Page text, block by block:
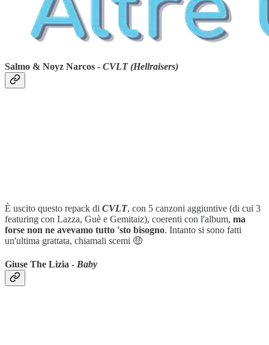
Salmo & Noyz Narcos - CVLT (Hellraisers)
È uscito questo repack di CVLT, con 5 canzoni aggiuntive (di cui 3
featuring con Lazza, Guè e Gemitaiz), coerenti con l'album, ma
forse non ne avevamo tutto 'sto bisogno. Intanto si sono fatti
un'ultima grattata, chiamali scemi 🤑
Giuse The Lizia - Baby